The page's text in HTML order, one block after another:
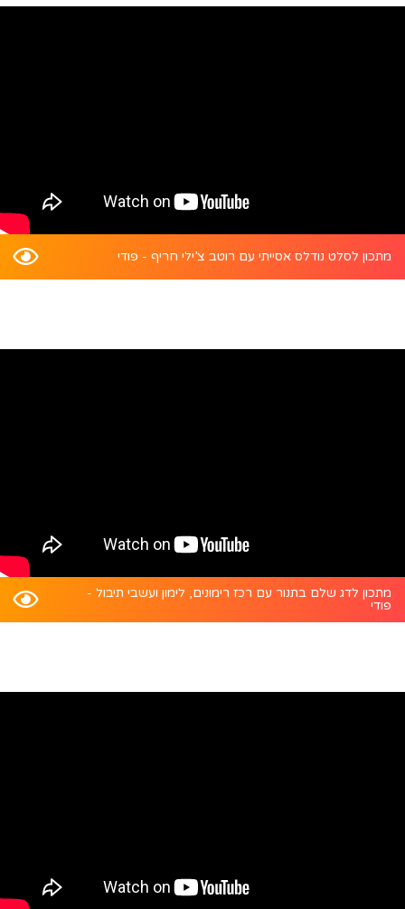
מתכון לסלט נודלס אסייתי עם רוטב צ’ילי חריף - פודי
מתכון לדג שלם בתנור עם רכז רימונים, לימון ועשבי תיבול -
פודי